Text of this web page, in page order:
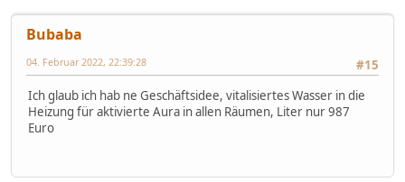
Bubaba
#15
04. Februar 2022, 22:39:28
Ich glaub ich hab ne Geschäftsidee, vitalisiertes Wasser in die
Heizung für aktivierte Aura in allen Räumen, Liter nur 987
Euro